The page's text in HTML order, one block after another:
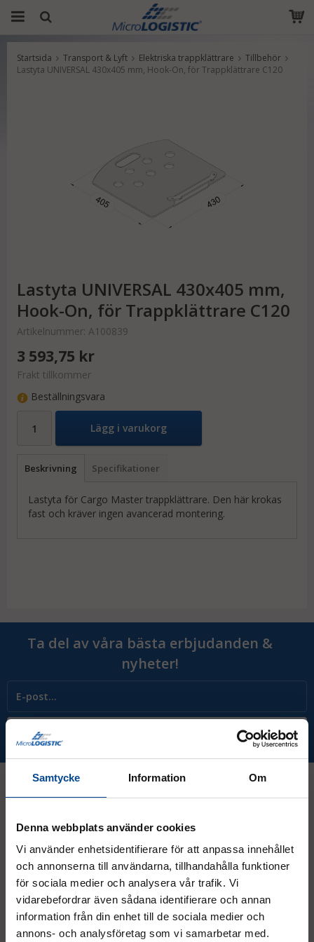
Samtycke Information Om
Denna webbplats använder cookies
Vi använder enhetsidentifierare för att anpassa innehållet
och annonserna till användarna, tillhandahålla funktioner
för sociala medier och analysera vår trafik. Vi
vidarebefordrar även sådana identifierare och annan
information från din enhet till de sociala medier och
annons- och analysföretag som vi samarbetar med.
Produkten har blivit tillagd i varukorgen
Startsida Transport & Lyft Elektriska trappklättrare
Tillbehör
Lastyta UNIVERSAL 430x405 mm, Hook-On, för Trappklättrare C120
Lastyta UNIVERSAL 430x405 mm,
Hook-On, för Trappklättrare C120
Artikelnummer: A100839
3 593,75 kr
Frakt tillkommer
Beställningsvara
Lägg i varukorg
Beskrivning Specifikationer
Lastyta för Cargo Master trappklättrare. Den här krokas
fast och kräver ingen avancerad montering.
Ta del av våra bästa erbjudanden &
nyheter!
08 - 544 401 50
info@micrologistic.com
order@micrologistic.com
support@micrologistic.com